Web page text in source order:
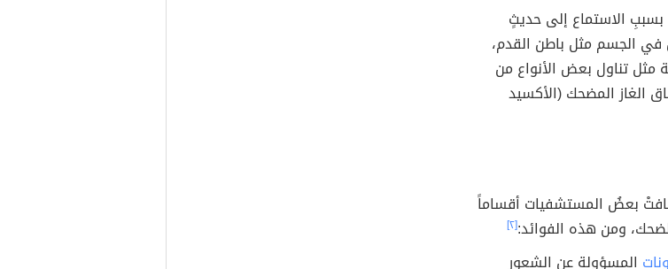
الاستماع إلى حديثٍ
الجسم مثل باطن القدم،
مثل تناول بعض الأنواع من
الغاز المضحك (الأكسيد
بعضُ المستشفيات أقساماً
ومن هذه الفوائد:[٢]
المسؤولة عن الشعور